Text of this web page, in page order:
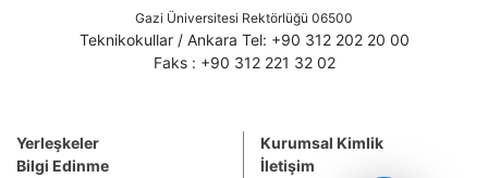
Gazi Üniversitesi Rektörlüğü 06500
Teknikokullar / Ankara Tel: +90 312 202 20 00
Faks : +90 312 221 32 02
Yerleşkeler
Bilgi Edinme
Kurumsal Kimlik
İletişim